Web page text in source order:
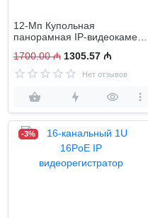
12-Мп Купольная
панорамная IP-видеокамера
1700.00 ₼ 1305.57 ₼
Нет отзывов
-3%